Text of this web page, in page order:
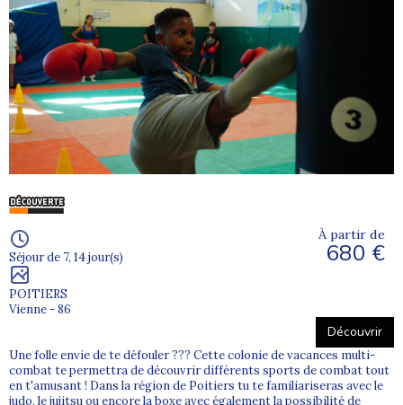
Séjour de 7, 14 jour(s)
POITIERS
Vienne - 86
À partir de
680 €
Découvrir
Une folle envie de te défouler ??? Cette colonie de vacances multi-
combat te permettra de découvrir différents sports de combat tout
en t'amusant ! Dans la région de Poitiers tu te familiariseras avec le
judo, le jujitsu ou encore la boxe avec également la possibilité de